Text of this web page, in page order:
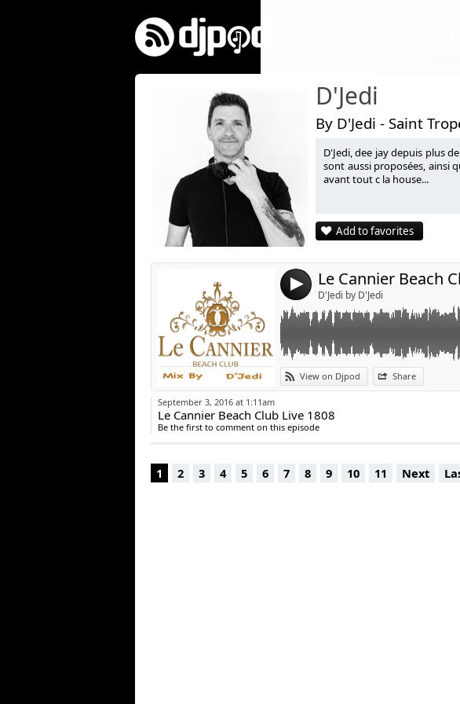
D'Jedi
By D'Jedi - Saint
D'Jedi, dee jay depuis plus
sont aussi proposées, ainsi
avant tout c la house...
Add to favorites
4 Le Cannier Beach
D'Jedi by D'Jedi
View on Djpod Share
Widget:
Share:
Post:
Send by
September 3, 2016 at 1:11am
Le Cannier Beach Club Live 1808
Be the first to comment on this episode
1 2 3 4 5 6 7 8 9 10 11 Next